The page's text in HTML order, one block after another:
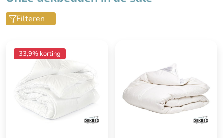
Filteren
Vuilafstotend
Warm
Zwaar
33,9% kortingIeder seizoen
(warmteklasse 2)
Wasbaar tot 60°
Anti-bacterieel
Reukloos & goede
isolatie (holle vezel)
Minder luxe uitstraling,
Uitstekende kwaliteit
Duurzaam
Downafresh keurmerk
Mindere kwaliteit dan
ganzendons